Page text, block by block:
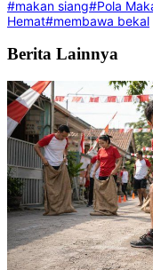
#makan siang#Pola
Hemat#membawa bekal
Berita Lainnya